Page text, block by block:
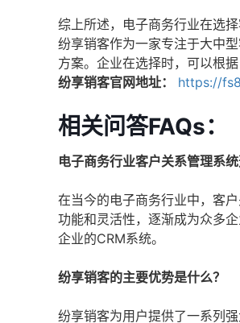
综上所述，电子商务行业在选
纷享销客作为一家专注于大中
方案。企业在选择时，可以根
纷享销客官网地址：
https://
相关问答FAQs：
电子商务行业客户关系管理系统
在当今的电子商务行业中，客
功能和灵活性，逐渐成为众多
企业的CRM系统。
纷享销客的主要优势是什么？
纷享销客为用户提供了一系列